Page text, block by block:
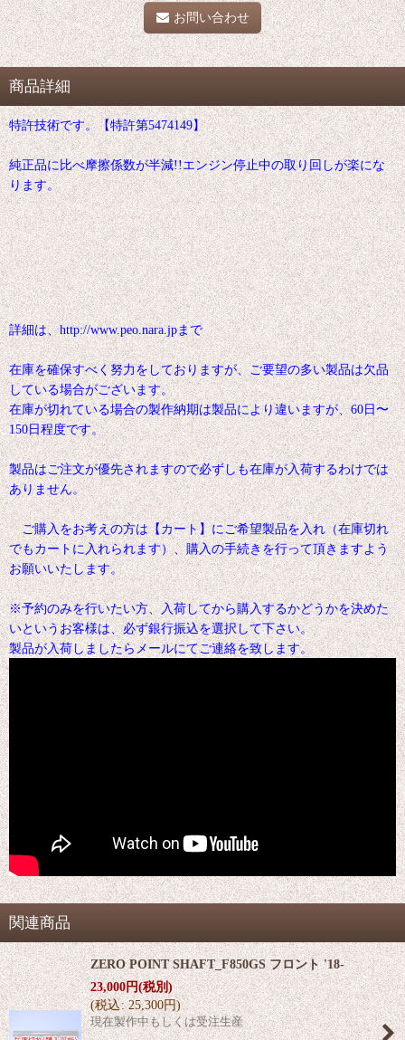
お問い合わせ
商品詳細
特許技術です。【特許第5474149】
純正品に比べ摩擦係数が半減!!エンジン停止中の取り回しが楽にな
ります。
詳細は、http://www.peo.nara.jpまで
在庫を確保すべく努力をしておりますが、ご要望の多い製品は欠品
している場合がございます。
在庫が切れている場合の製作納期は製品により違いますが、60日〜
150日程度です。
製品はご注文が優先されますので必ずしも在庫が入荷するわけでは
ありません。
ご購入をお考えの方は【カート】にご希望製品を入れ（在庫切れ
でもカートに入れられます）、購入の手続きを行って頂きますよう
お願いいたします。
※予約のみを行いたい方、入荷してから購入するかどうかを決めた
いというお客様は、必ず銀行振込を選択して下さい。
製品が入荷しましたらメールにてご連絡を致します。
関連商品
ZERO POINT SHAFT_F850GS フロント '18-
23,000円(税別)
(税込: 25,300円)
現在製作中もしくは受注生産